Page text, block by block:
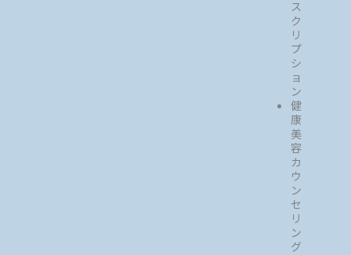
ス
ク
リ
プ
シ
ョ
ン
健
康
美
容
カ
ウ
ン
セ
リ
ン
グ